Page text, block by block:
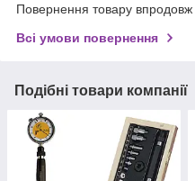
Повернення товару впродовж
Всі умови повернення
Подібні товари компанії